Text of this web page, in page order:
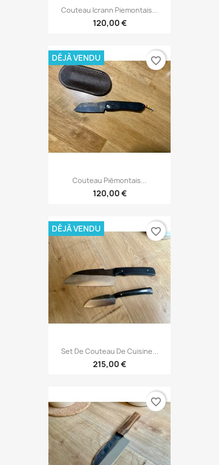
Couteau Icrann Piemontais...
120,00 €
Couteau Piémontais...
120,00 €
DÉJÀ VENDU favorite_border
Set De Couteau De Cuisine...
215,00 €
DÉJÀ VENDU favorite_border
favorite_border